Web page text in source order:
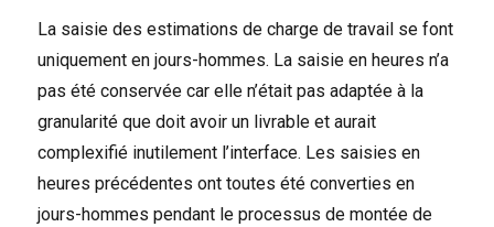
La saisie des estimations de charge de travail se font
uniquement en jours-hommes. La saisie en heures n’a
pas été conservée car elle n’était pas adaptée à la
granularité que doit avoir un livrable et aurait
complexifié inutilement l’interface. Les saisies en
heures précédentes ont toutes été converties en
jours-hommes pendant le processus de montée de